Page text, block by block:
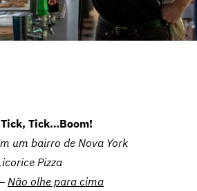
Tick, Tick…Boom!
um bairro de Nova York
Pizza
Não olhe para cima